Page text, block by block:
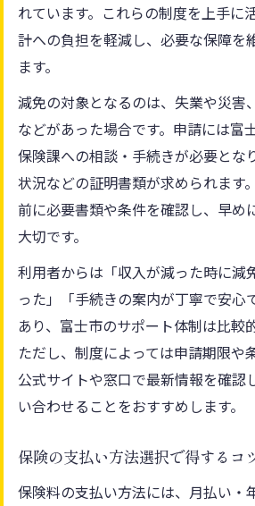
れています。これらの制度を上手に
計への負担を軽減し、必要な保障を
ます。
減免の対象となるのは、失業や災害
などがあった場合です。申請には富
保険課への相談・手続きが必要とな
状況などの証明書類が求められます
前に必要書類や条件を確認し、早め
大切です。
利用者からは「収入が減った時に減
った」「手続きの案内が丁寧で安心
あり、富士市のサポート体制は比較
ただし、制度によっては申請期限や
公式サイトや窓口で最新情報を確認
い合わせることをおすすめします。
保険の支払い方法選択で得するコ
保険料の支払い方法には、月払い・